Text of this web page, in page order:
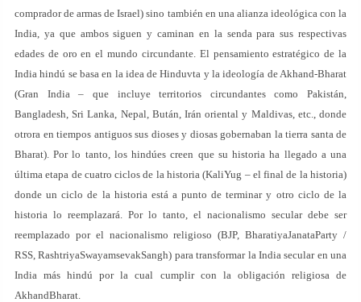
comprador de armas de Israel) sino también en una alianza ideológica con la
India, ya que ambos siguen y caminan en la senda para sus respectivas
edades de oro en el mundo circundante. El pensamiento estratégico de la
India hindú se basa en la idea de Hinduvta y la ideología de Akhand-Bharat
(Gran India – que incluye territorios circundantes como Pakistán,
Bangladesh, Sri Lanka, Nepal, Bután, Irán oriental y Maldivas, etc., donde
otrora en tiempos antiguos sus dioses y diosas gobernaban la tierra santa de
Bharat). Por lo tanto, los hindúes creen que su historia ha llegado a una
última etapa de cuatro ciclos de la historia (KaliYug – el final de la historia)
donde un ciclo de la historia está a punto de terminar y otro ciclo de la
historia lo reemplazará. Por lo tanto, el nacionalismo secular debe ser
reemplazado por el nacionalismo religioso (BJP, BharatiyaJanataParty /
RSS, RashtriyaSwayamsevakSangh) para transformar la India secular en una
India más hindú por la cual cumplir con la obligación religiosa de
AkhandBharat.